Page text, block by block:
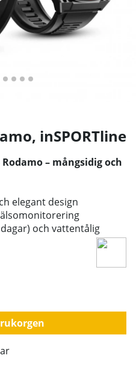
, inSPORTline
– mångsidig och
elegant design
och vattentålig